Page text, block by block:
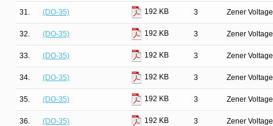
31. (DO-35) 192 KB 3 Zener
32. (DO-35) 192 KB 3 Zener
33. (DO-35) 192 KB 3 Zener
34. (DO-35) 192 KB 3 Zener
35. (DO-35) 192 KB 3 Zener
36. (DO-35) 192 KB 3 Zener